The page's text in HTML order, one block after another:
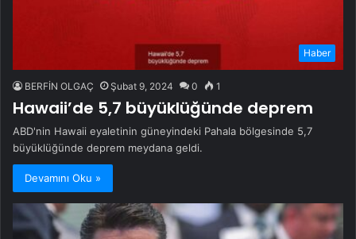
Haber
BERFİN OLGAÇ Şubat 9, 2024 0 1
Hawaii’de 5,7 büyüklüğünde deprem
ABD'nin Hawaii eyaletinin güneyindeki Pahala bölgesinde 5,7
büyüklüğünde deprem meydana geldi.
Devamını Oku »